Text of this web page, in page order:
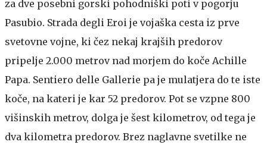
za dve posebni gorski pohodniški poti v pogorju
Pasubio. Strada degli Eroi je vojaška cesta iz prve
svetovne vojne, ki čez nekaj krajših predorov
pripelje 2.000 metrov nad morjem do koče Achille
Papa. Sentiero delle Gallerie pa je mulatjera do te iste
koče, na kateri je kar 52 predorov. Pot se vzpne 800
višinskih metrov, dolga je šest kilometrov, od tega je
dva kilometra predorov. Brez naglavne svetilke ne